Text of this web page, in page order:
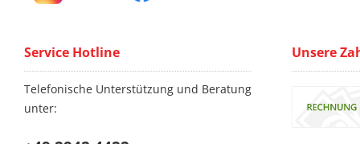
Service Hotline
Telefonische Unterstützung und Beratung
unter:
Unsere